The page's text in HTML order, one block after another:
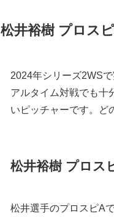
松井裕樹 プロス
2024年シリーズ2WS
アルタイム対戦でも十
いピッチャーです。ど
松井裕樹 プロス
松井選手のプロスピA